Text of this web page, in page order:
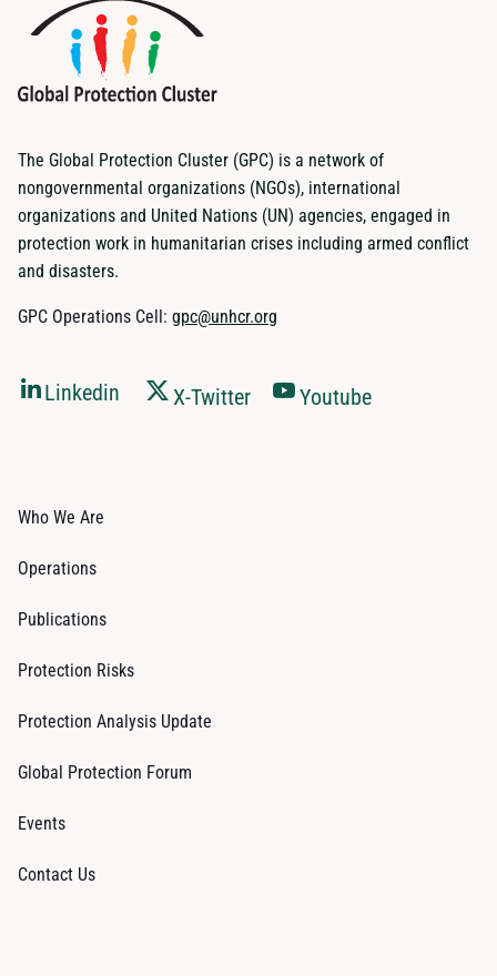
The Global Protection Cluster (GPC) is a network of
nongovernmental organizations (NGOs), international
organizations and United Nations (UN) agencies, engaged in
protection work in humanitarian crises including armed conflict
and disasters.
GPC Operations Cell: gpc@unhcr.org
Linkedin X-Twitter Youtube
Who We Are
Operations
Publications
Protection Risks
Protection Analysis Update
Global Protection Forum
Events
Contact Us